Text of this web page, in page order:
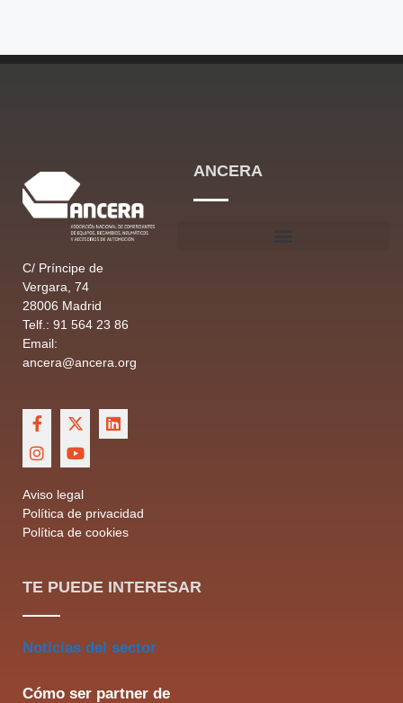
C/ Príncipe de
Vergara, 74
28006 Madrid
Telf.: 91 564 23 86
Email:
ancera@ancera.org
Aviso legal
Política de privacidad
Política de cookies
ANCERA
TE PUEDE INTERESAR
Noticias del sector
Cómo ser partner de